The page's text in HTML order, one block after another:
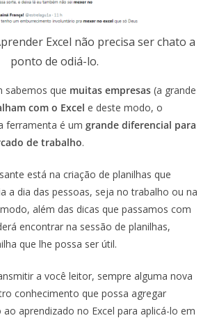
Excel não precisa ser chato a
ponto de odiá-lo.
sabemos que muitas empresas (a grande
com o Excel e deste modo, o
ferramenta é um grande diferencial para
de trabalho.
está na criação de planilhas que
a dia das pessoas, seja no trabalho ou na
além das dicas que passamos com
encontrar na sessão de planilhas,
que lhe possa ser útil.
a você leitor, sempre alguma nova
conhecimento que possa agregar
aprendizado no Excel para aplicá-lo em